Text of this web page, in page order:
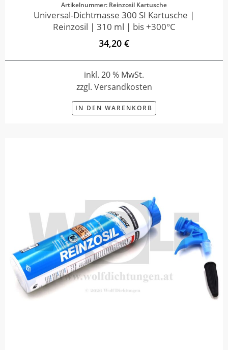
Artikelnummer: Reinzosil Kartusche
Universal-Dichtmasse 300 SI Kartusche |
Reinzosil | 310 ml | bis +300°C
34,20 €
inkl. 20 % MwSt.
zzgl. Versandkosten
IN DEN WARENKORB